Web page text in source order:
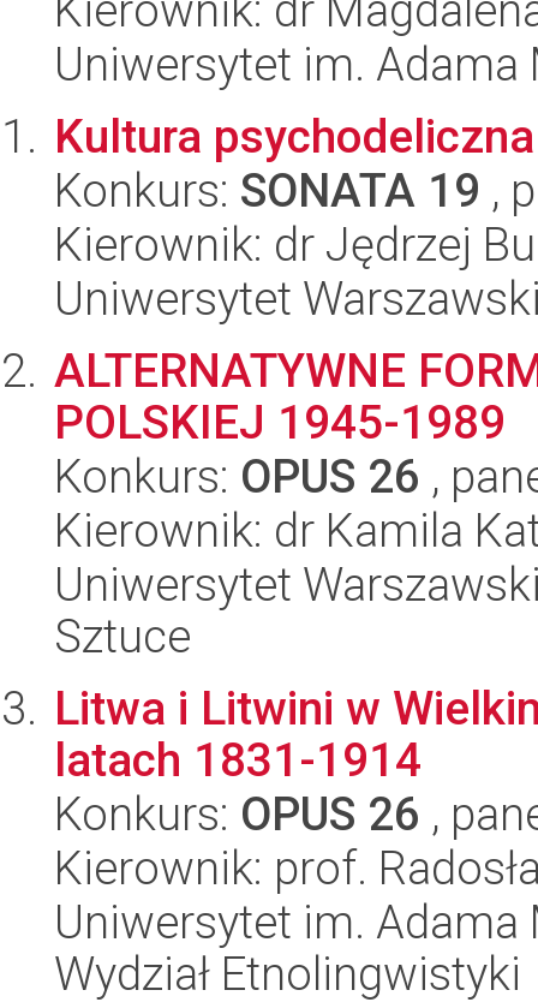
Uniwersytet im.
Kultura
Konkurs: SONATA 19 ,
Kierownik: dr Jędrzej
Uniwersytet
ALTERNATYWNE
POLSKIEJ 1945-1989
Konkurs: OPUS 26 ,
Kierownik: dr Kamila
Uniwersytet
Sztuce
Litwa i Litwini w
latach 1831-1914
Konkurs: OPUS 26 ,
Kierownik: prof.
Uniwersytet im.
Wydział Etnolingwistyki